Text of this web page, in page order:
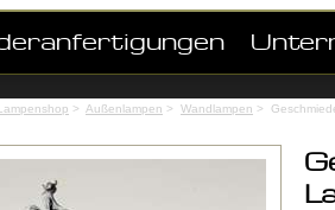
> Außenlampen > Wandlampen >